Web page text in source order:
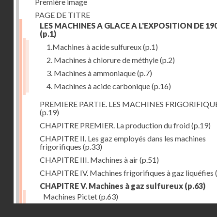
PAGE DE TITRE
LES MACHINES A GLACE A L'EXPOSITION DE
(p.1)
1.Machines à acide sulfureux(p.1)
2. Machines à chlorure de méthyle(p.2)
3. Machines à ammoniaque(p.7)
4. Machines à acide carbonique(p.16)
PREMIERE PARTIE. LES MACHINES
(p.19)
CHAPITRE PREMIER. La production du froid(p.19)
CHAPITRE II. Les gaz employés dans les machines
frigorifiques (p.33)
CHAPITRE III. Machines à air(p.51)
CHAPITRE IV. Machines frigorifiques à gaz liquéfies
CHAPITRE V. Machines à gaz sulfureux (p.63)
Machines Pictet(p.63)